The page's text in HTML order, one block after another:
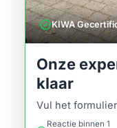
verifiedKIWA
Onze
klaar
Vul het
Reactie binnen 1